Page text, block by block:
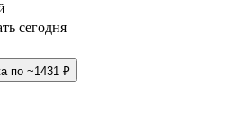
сегодня
по ~1431 ₽